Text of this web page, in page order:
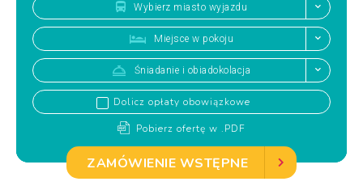
Wybierz miasto wyjazdu
Miejsce w pokoju
Śniadanie i obiadokolacja
Dolicz opłaty obowiązkowe
Pobierz ofertę w .PDF
ZAMÓWIENIE WSTĘPNE